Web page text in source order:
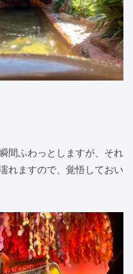
間ふわっとしますが、それ
れますので、覚悟しておい